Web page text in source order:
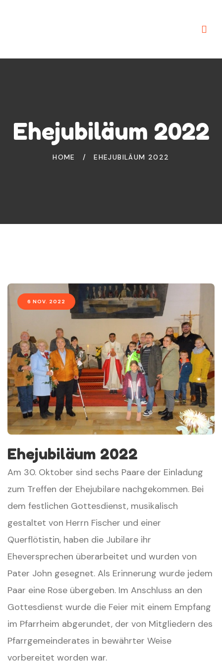
Ehejubiläum 2022
HOME / EHEJUBILÄUM 2022
6 NOV. 2022
Ehejubiläum 2022
Am 30. Oktober sind sechs Paare der Einladung
zum Treffen der Ehejubilare nachgekommen. Bei
dem festlichen Gottesdienst, musikalisch
gestaltet von Herrn Fischer und einer
Querflötistin, haben die Jubilare ihr
Eheversprechen überarbeitet und wurden von
Pater John gesegnet. Als Erinnerung wurde jedem
Paar eine Rose übergeben. Im Anschluss an den
Gottesdienst wurde die Feier mit einem Empfang
im Pfarrheim abgerundet, der von Mitgliedern des
Pfarrgemeinderates in bewährter Weise
vorbereitet worden war.